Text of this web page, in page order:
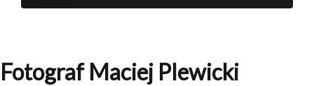
Fotograf Maciej Plewicki